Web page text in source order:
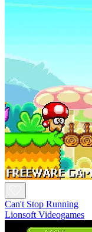
Can't Stop Running
Lionsoft Videogames